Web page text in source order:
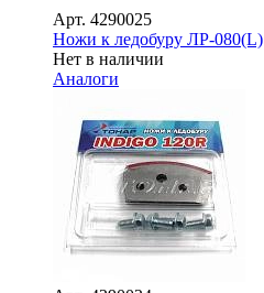
Арт. 4290025
Ножи к ледобуру ЛР-080(L)
Нет в наличии
Аналоги